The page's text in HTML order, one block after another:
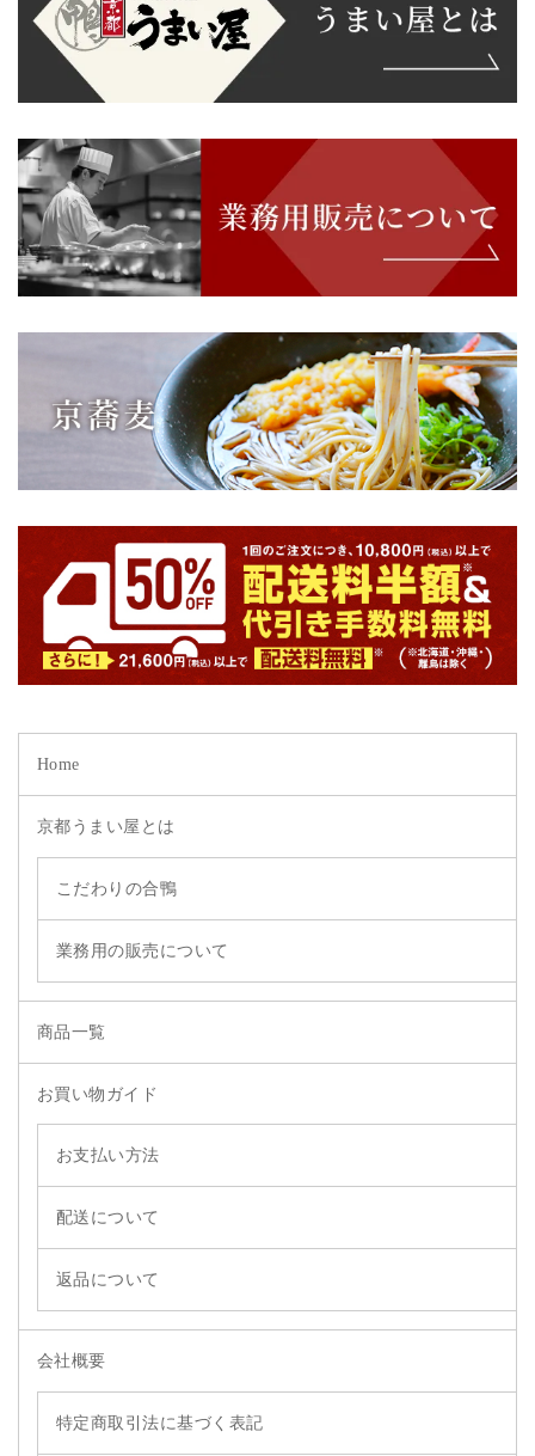
Home
京都うまい屋とは
こだわりの合鴨
業務用の販売について
商品一覧
お買い物ガイド
お支払い方法
配送について
返品について
会社概要
特定商取引法に基づく表記